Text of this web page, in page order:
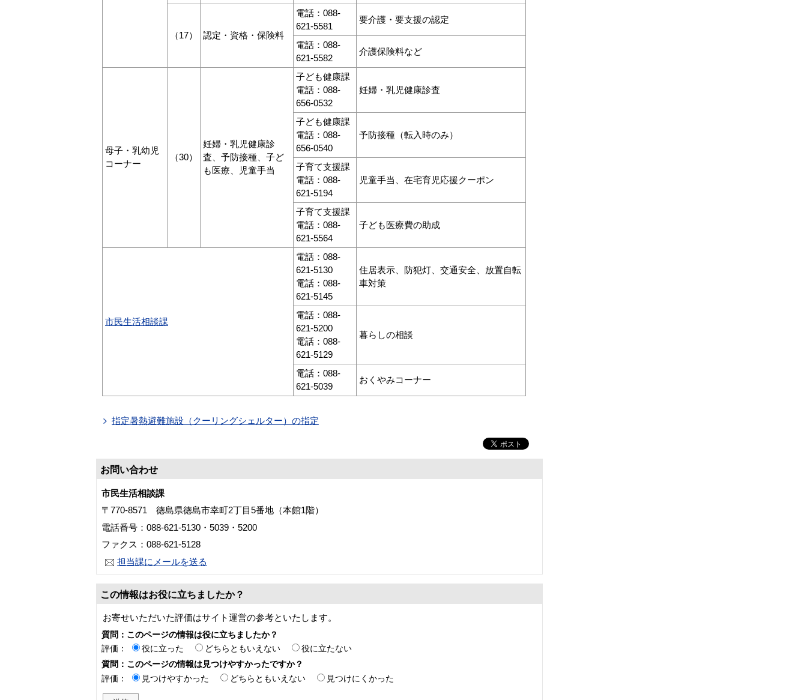
（17） 認定・資格・保険料
電話：088-
621-5581
要介護・要支援の認定
電話：088-
621-5582
介護保険料など
母子・乳幼児
コーナー
（30）
妊婦・乳児健康診
査、予防接種、子ど
も医療、児童手当
子ども健康課
電話：088-
656-0532
妊婦・乳児健康診査
子ども健康課
電話：088-
656-0540
予防接種（転入時のみ）
子育て支援課
電話：088-
621-5194
児童手当、在宅育児応援クーポン
子育て支援課
電話：088-
621-5564
子ども医療費の助成
市民生活相談課
電話：088-
621-5130
電話：088-
621-5145
住居表示、防犯灯、交通安全、放置自転
車対策
電話：088-
621-5200
電話：088-
621-5129
暮らしの相談
電話：088-
621-5039
おくやみコーナー
指定暑熱避難施設（クーリングシェルター）の指定
お問い合わせ
市民生活相談課
〒770-8571 徳島県徳島市幸町2丁目5番地（本館1階）
電話番号：088-621-5130・5039・5200
ファクス：088-621-5128
担当課にメールを送る
この情報はお役に立ちましたか？
お寄せいただいた評価はサイト運営の参考といたします。
質問：このページの情報は役に立ちましたか？
評価：
役に立った どちらともいえない
役に立たない
質問：このページの情報は見つけやすかったですか？
評価：
見つけやすかった どちらともいえない 見つけにくかった